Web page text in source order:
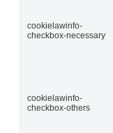
cookielawinfo-
checkbox-necessary
cookielawinfo-
checkbox-others